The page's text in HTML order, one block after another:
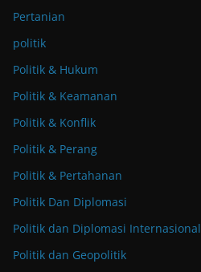
Pertanian
politik
Politik & Hukum
Politik & Keamanan
Politik & Konflik
Politik & Perang
Politik & Pertahanan
Politik Dan Diplomasi
Politik dan Diplomasi Internasional
Politik dan Geopolitik